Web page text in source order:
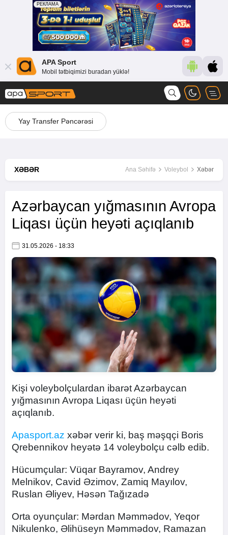
APA Sport
Mobil tətbiqimizi buradan yüklə!
Yay Transfer Pəncərəsi
XƏBƏR Ana Səhifə Voleybol Xəbər
Azərbaycan yığmasının Avropa
Liqası üçün heyəti açıqlanıb
31.05.2026 - 18:33
Kişi voleybolçulardan ibarət Azərbaycan
yığmasının Avropa Liqası üçün heyəti
açıqlanıb.
Apasport.az xəbər verir ki, baş məşqçi Boris
Qrebennikov heyətə 14 voleybolçu cəlb edib.
Hücumçular: Vüqar Bayramov, Andrey
Melnikov, Cavid Əzimov, Zamiq Mayılov,
Ruslan Əliyev, Həsən Tağızadə
Orta oyunçular: Mərdan Məmmədov, Yeqor
Nikulenko, Əlihüseyn Məmmədov, Ramazan